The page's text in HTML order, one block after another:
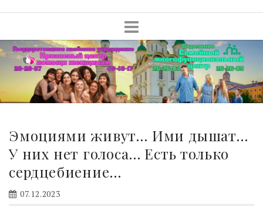
Эмоциями живут… Ими дышат…
У них нет голоса… Есть только
сердцебиение…
07.12.2023